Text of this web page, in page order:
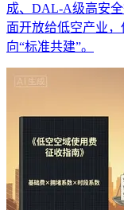
成、DAL-A级高安
面开放给低空产业，
向“标准共建”。